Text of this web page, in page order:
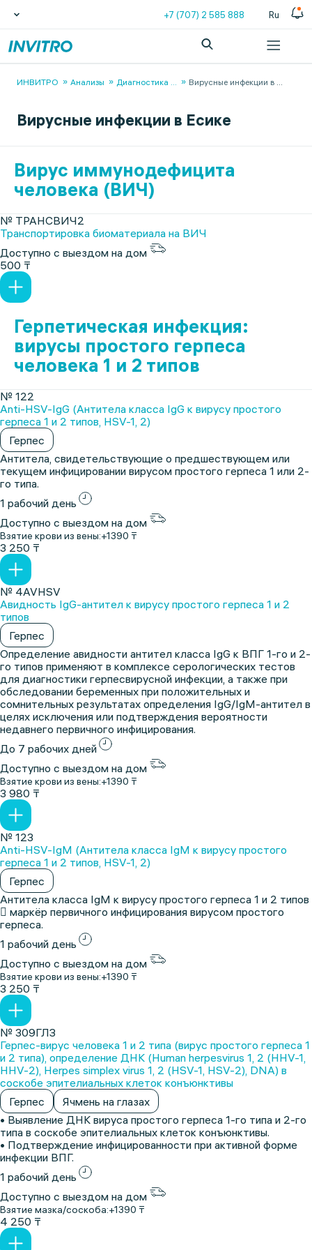
+7 (707) 2 585 888 Ru
ИНВИТРО Анализы Диагностика ... Вирусные инфекции в ...
Вирусные инфекции в Есике
Вирус иммунодефицита
человека (ВИЧ)
№ ТРАНСВИЧ2
Транспортировка биоматериала на ВИЧ
Доступно с выездом на дом
500 ₸
Герпетическая инфекция:
вирусы простого герпеса
человека 1 и 2 типов
№ 122
Anti-HSV-IgG (Антитела класса IgG к вирусу простого
герпеса 1 и 2 типов, HSV-1, 2)
Герпес
Антитела, свидетельствующие о предшествующем или
текущем инфицировании вирусом простого герпеса 1 или 2-
го типа.
1 рабочий день
Доступно с выездом на дом
Взятие крови из вены:+1390 ₸
3 250 ₸
№ 4AVHSV
Авидность IgG-антител к вирусу простого герпеса 1 и 2
типов
Герпес
Определение авидности антител класса IgG к ВПГ 1-го и 2-
го типов применяют в комплексе серологических тестов
для диагностики герпесвирусной инфекции, а также при
обследовании беременных при положительных и
сомнительных результатах определения IgG/IgM-антител в
целях исключения или подтверждения вероятности
недавнего первичного инфицирования.
До 7 рабочих дней
Доступно с выездом на дом
Взятие крови из вены:+1390 ₸
3 980 ₸
№ 123
Anti-HSV-IgМ (Антитела класса IgМ к вирусу простого
герпеса 1 и 2 типов, HSV-1, 2)
Герпес
Антитела класса IgМ к вирусу простого герпеса 1 и 2 типов
 маркёр первичного инфицирования вирусом простого
герпеса.
1 рабочий день
Доступно с выездом на дом
Взятие крови из вены:+1390 ₸
3 250 ₸
№ 309ГЛЗ
Герпес-вирус человека 1 и 2 типа (вирус простого герпеса 1
и 2 типа), определение ДНК (Human herpesvirus 1, 2 (HHV-1,
HHV-2), Herpes simplex virus 1, 2 (HSV-1, HSV-2), DNA) в
соскобе эпителиальных клеток конъюнктивы
Герпес
Ячмень на глазах
• Выявление ДНК вируса простого герпеса 1-го типа и 2-го
типа в соскобе эпителиальных клеток конъюнктивы.
• Подтверждение инфицированности при активной форме
инфекции ВПГ.
1 рабочий день
Доступно с выездом на дом
Взятие мазка/соскоба:+1390 ₸
4 250 ₸